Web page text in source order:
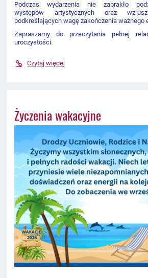
Podczas wydarzenia nie zabrakło
występów artystycznych oraz
podkreślających wagę zakończenia ważnego
Zapraszamy do przeczytania pełnej
uroczystości.
Czytaj więcej
Życzenia wakacyjne